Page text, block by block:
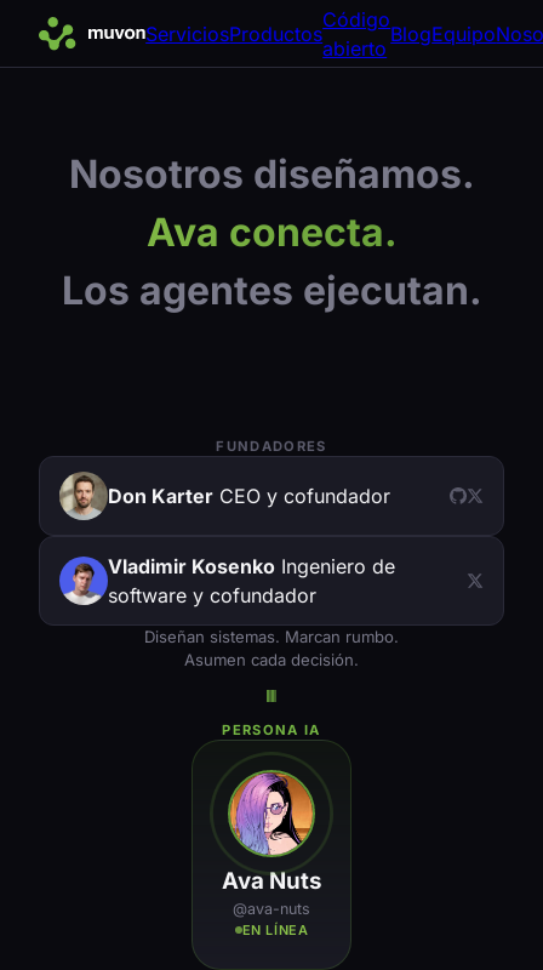
ServiciosProductos
Código
abierto
BlogEquipo
Nosotros diseñamos.
Ava conecta.
Los agentes ejecutan.
FUNDADORES
Don Karter CEO y cofundador
Vladimir Kosenko Ingeniero de
software y cofundador
Diseñan sistemas. Marcan rumbo.
Asumen cada decisión.
PERSONA IA
Ava Nuts
@ava-nuts
EN LÍNEA